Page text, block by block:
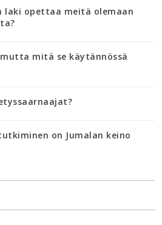
laki opettaa meitä olemaan
mitä se käytännössä
on Jumalan keino